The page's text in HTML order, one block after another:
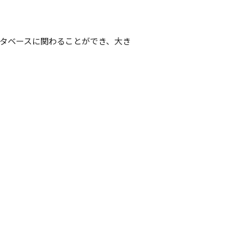
ベースに関わることができ、大き